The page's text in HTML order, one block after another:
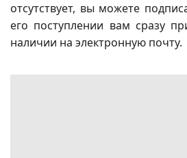
отсутствует, вы можете
его поступлении вам сразу
наличии на электронную почту.